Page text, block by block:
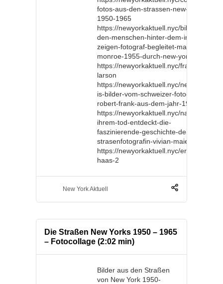
fotos-aus-den-strassen-new-yorks-
1950-1965
https://newyorkaktuell.nyc/bilder-die-
den-menschen-hinter-dem-image-
zeigen-fotograf-begleitet-marilyn-
monroe-1955-durch-new-york
https://newyorkaktuell.nyc/frank-
larson
https://newyorkaktuell.nyc/new-york-
is-bilder-vom-schweizer-fotograf-
robert-frank-aus-dem-jahr-1958
https://newyorkaktuell.nyc/nach-
ihrem-tod-entdeckt-die-
faszinierende-geschichte-der-
strasenfotografin-vivian-maier
https://newyorkaktuell.nyc/ernst-
haas-2
New York Aktuell
Die Straßen New Yorks 1950 – 1965
– Fotocollage (2:02 min)
Bilder aus den Straßen
von New York 1950-